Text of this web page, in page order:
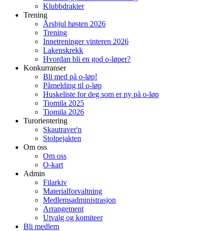
Klubbdrakter
Trening
Årshjul høsten 2026
Trening
Innetreninger vinteren 2026
Lakenskrekk
Hvordan bli en god o-løper?
Konkurranser
Bli med på o-løp!
Påmelding til o-løp
Huskeliste for deg som er ny på o-løp
Tiomila 2025
Tiomila 2026
Turorientering
Skautraver'n
Stolpejakten
Om oss
Om oss
O-kart
Admin
Filarkiv
Materialforvaltning
Medlemsadministrasjon
Arrangement
Utvalg og komiteer
Bli medlem